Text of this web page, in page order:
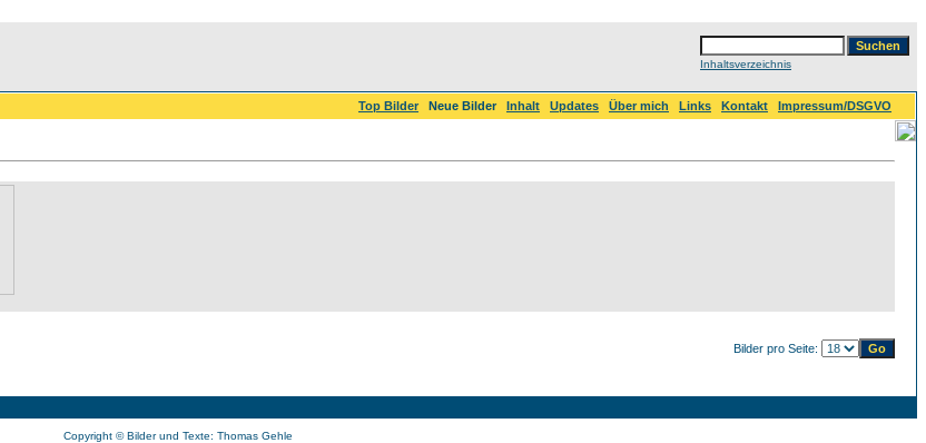
Inhaltsverzeichnis
Top Bilder Neue Bilder Inhalt Updates Über mich Links Kontakt
Impressum/DSGVO
Bilder pro Seite:
Copyright © Bilder und Texte: Thomas Gehle